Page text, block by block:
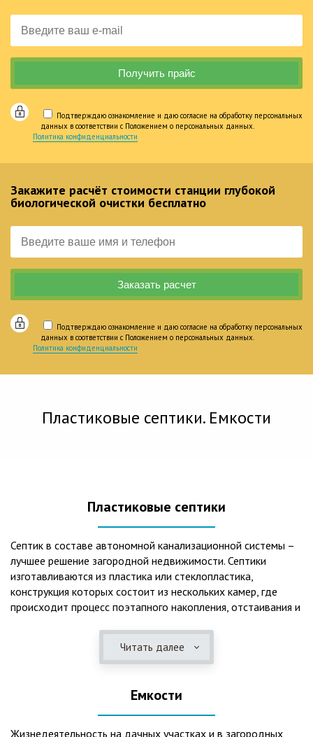
Подтверждаю ознакомление и даю согласие на обработку персональных
данных в соответствии с Положением о персональных данных.
Политика конфиденциальности
Закажите расчёт стоимости станции глубокой
биологической очистки бесплатно
Подтверждаю ознакомление и даю согласие на обработку персональных
данных в соответствии с Положением о персональных данных.
Политика конфиденциальности
Пластиковые септики. Емкости
Пластиковые септики
Септик в составе автономной канализационной системы –
лучшее решение загородной недвижимости. Септики
изготавливаются из пластика или стеклопластика,
конструкция которых состоит из нескольких камер, где
происходит процесс поэтапного накопления, отстаивания и
длительный срок службы, так как не подвержены коррозии.
2. Обладают высокой прочностью – способны
состоянии. 3. Могут эксплуатироваться в любом регионе
России при любых низких температурах. 4. Полностью
герметичны, что дает гарантию по полной безопасности
Читать далее
Емкости
Жизнедеятельность на дачных участках и в загородных